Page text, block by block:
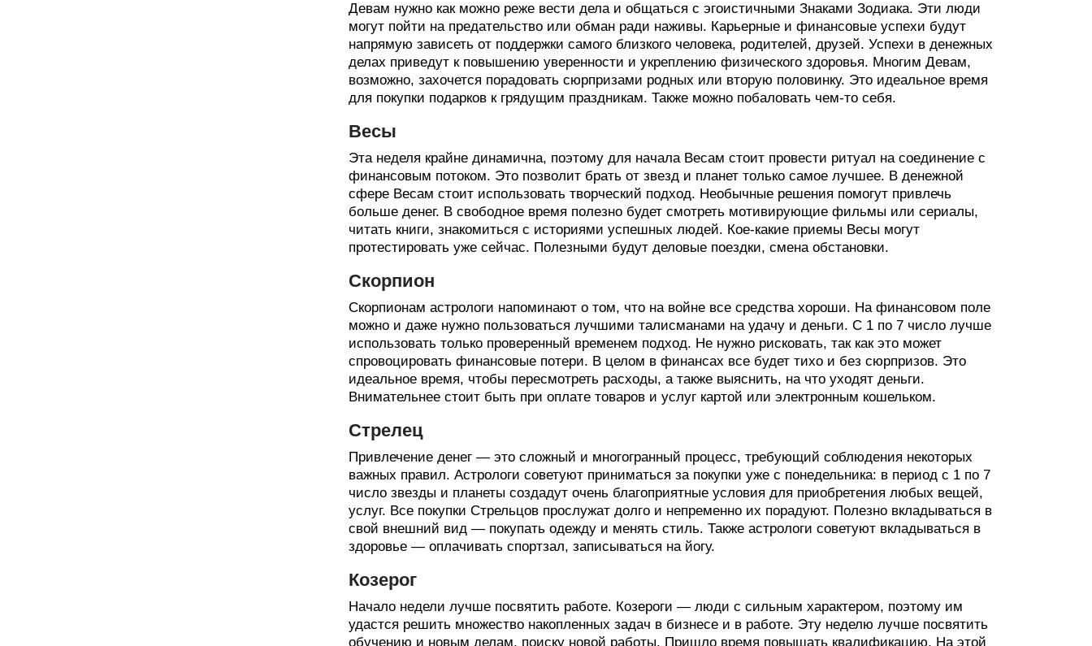
Девам нужно как можно реже вести дела и общаться с эгоистичными Знаками Зодиака. Эти люди
могут пойти на предательство или обман ради наживы. Карьерные и финансовые успехи будут
напрямую зависеть от поддержки самого близкого человека, родителей, друзей. Успехи в денежных
делах приведут к повышению уверенности и укреплению физического здоровья. Многим Девам,
возможно, захочется порадовать сюрпризами родных или вторую половинку. Это идеальное время
для покупки подарков к грядущим праздникам. Также можно побаловать чем-то себя.
Весы
Эта неделя крайне динамична, поэтому для начала Весам стоит провести ритуал на соединение с
финансовым потоком. Это позволит брать от звезд и планет только самое лучшее. В денежной
сфере Весам стоит использовать творческий подход. Необычные решения помогут привлечь
больше денег. В свободное время полезно будет смотреть мотивирующие фильмы или сериалы,
читать книги, знакомиться с историями успешных людей. Кое-какие приемы Весы могут
протестировать уже сейчас. Полезными будут деловые поездки, смена обстановки.
Скорпион
Скорпионам астрологи напоминают о том, что на войне все средства хороши. На финансовом поле
можно и даже нужно пользоваться лучшими талисманами на удачу и деньги. С 1 по 7 число лучше
использовать только проверенный временем подход. Не нужно рисковать, так как это может
спровоцировать финансовые потери. В целом в финансах все будет тихо и без сюрпризов. Это
идеальное время, чтобы пересмотреть расходы, а также выяснить, на что уходят деньги.
Внимательнее стоит быть при оплате товаров и услуг картой или электронным кошельком.
Стрелец
Привлечение денег — это сложный и многогранный процесс, требующий соблюдения некоторых
важных правил. Астрологи советуют приниматься за покупки уже с понедельника: в период с 1 по 7
число звезды и планеты создадут очень благоприятные условия для приобретения любых вещей,
услуг. Все покупки Стрельцов прослужат долго и непременно их порадуют. Полезно вкладываться в
свой внешний вид — покупать одежду и менять стиль. Также астрологи советуют вкладываться в
здоровье — оплачивать спортзал, записываться на йогу.
Козерог
Начало недели лучше посвятить работе. Козероги — люди с сильным характером, поэтому им
удастся решить множество накопленных задач в бизнесе и в работе. Эту неделю лучше посвятить
обучению и новым делам, поиску новой работы. Пришло время повышать квалификацию. На этой